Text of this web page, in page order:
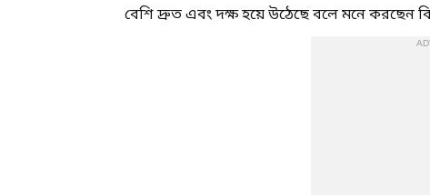
বেশি দ্রুত এবং দক্ষ হয়ে উঠেছে বলে মনে করছেন